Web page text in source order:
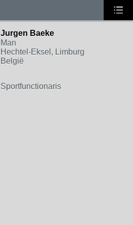
Jurgen Baeke
Man
Hechtel-Eksel, Limburg
België
Sportfunctionaris